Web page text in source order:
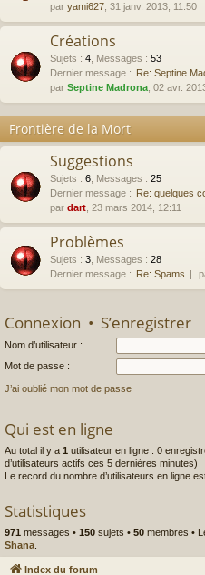
par yami627 , 31 janv. 2013, 11:50
Créations
Sujets : 4 Messages : 53
Dernier message : Re: Septine
par Septine Madrona , 02 avr.
Frontière de la Mort
Suggestions
Sujets : 6 Messages : 25
Dernier message : Re: quelques
par dart , 23 mars 2014, 12:11
Problèmes
Sujets : 3 Messages : 28
Dernier message : Re: Spams
Connexion • S’enregistrer
Nom d’utilisateur :
Mot de passe :
J’ai oublié mon mot de passe
Qui est en ligne
Au total il y a 1 utilisateur en ligne : 0
d’utilisateurs actifs ces 5 dernières minutes)
Le record du nombre d’utilisateurs en ligne
Statistiques
971 messages • 150 sujets • 50 membres •
Shana.
Index du forum